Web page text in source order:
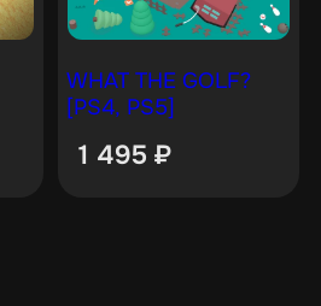
WHAT THE GOLF?
[PS4, PS5]
1 495 ₽